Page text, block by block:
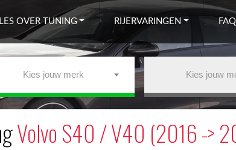
OVER TUNING RIJERVARINGEN
Kies jouw merk Kies jouw
Volvo S40 / V40 (2016 ->